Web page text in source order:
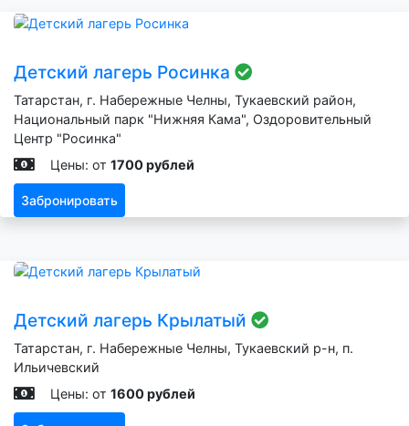
Детский лагерь Росинка
Татарстан, г. Набережные Челны, Тукаевский район,
Национальный парк "Нижняя Кама", Оздоровительный
Центр "Росинка"
Цены: от 1700 рублей
Забронировать
Детский лагерь Крылатый
Татарстан, г. Набережные Челны, Тукаевский р-н, п.
Ильичевский
Цены: от 1600 рублей